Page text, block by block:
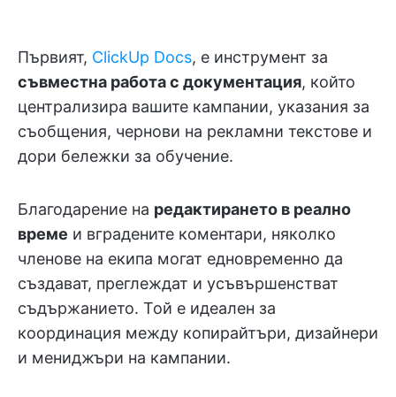
Първият, ClickUp Docs, е инструмент за
съвместна работа с документация, който
централизира вашите кампании, указания за
съобщения, чернови на рекламни текстове и
дори бележки за обучение.
Благодарение на редактирането в реално
време и вградените коментари, няколко
членове на екипа могат едновременно да
създават, преглеждат и усъвършенстват
съдържанието. Той е идеален за
координация между копирайтъри, дизайнери
и мениджъри на кампании.